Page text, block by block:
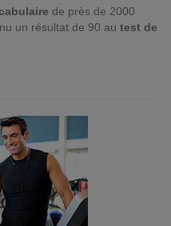
de près de 2000
un résultat de 90 au test de